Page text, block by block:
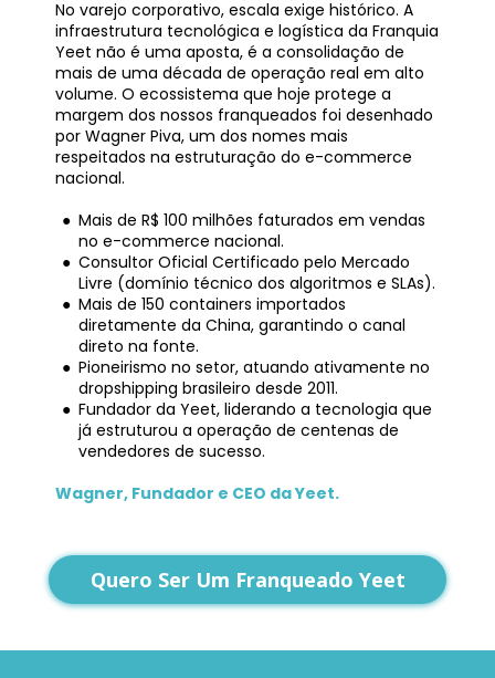
No varejo corporativo, escala exige histórico. A
infraestrutura tecnológica e logística da Franquia
Yeet não é uma aposta, é a consolidação de
mais de uma década de operação real em alto
volume. O ecossistema que hoje protege a
margem dos nossos franqueados foi desenhado
por Wagner Piva, um dos nomes mais
respeitados na estruturação do e-commerce
nacional.
Mais de R$ 100 milhões faturados em vendas
no e-commerce nacional.
Consultor Oficial Certificado pelo Mercado
Livre (domínio técnico dos algoritmos e SLAs).
Mais de 150 containers importados
diretamente da China, garantindo o canal
direto na fonte.
Pioneirismo no setor, atuando ativamente no
dropshipping brasileiro desde 2011.
Fundador da Yeet, liderando a tecnologia que
já estruturou a operação de centenas de
vendedores de sucesso.
Wagner, Fundador e CEO da Yeet.
Quero Ser Um Franqueado Yeet